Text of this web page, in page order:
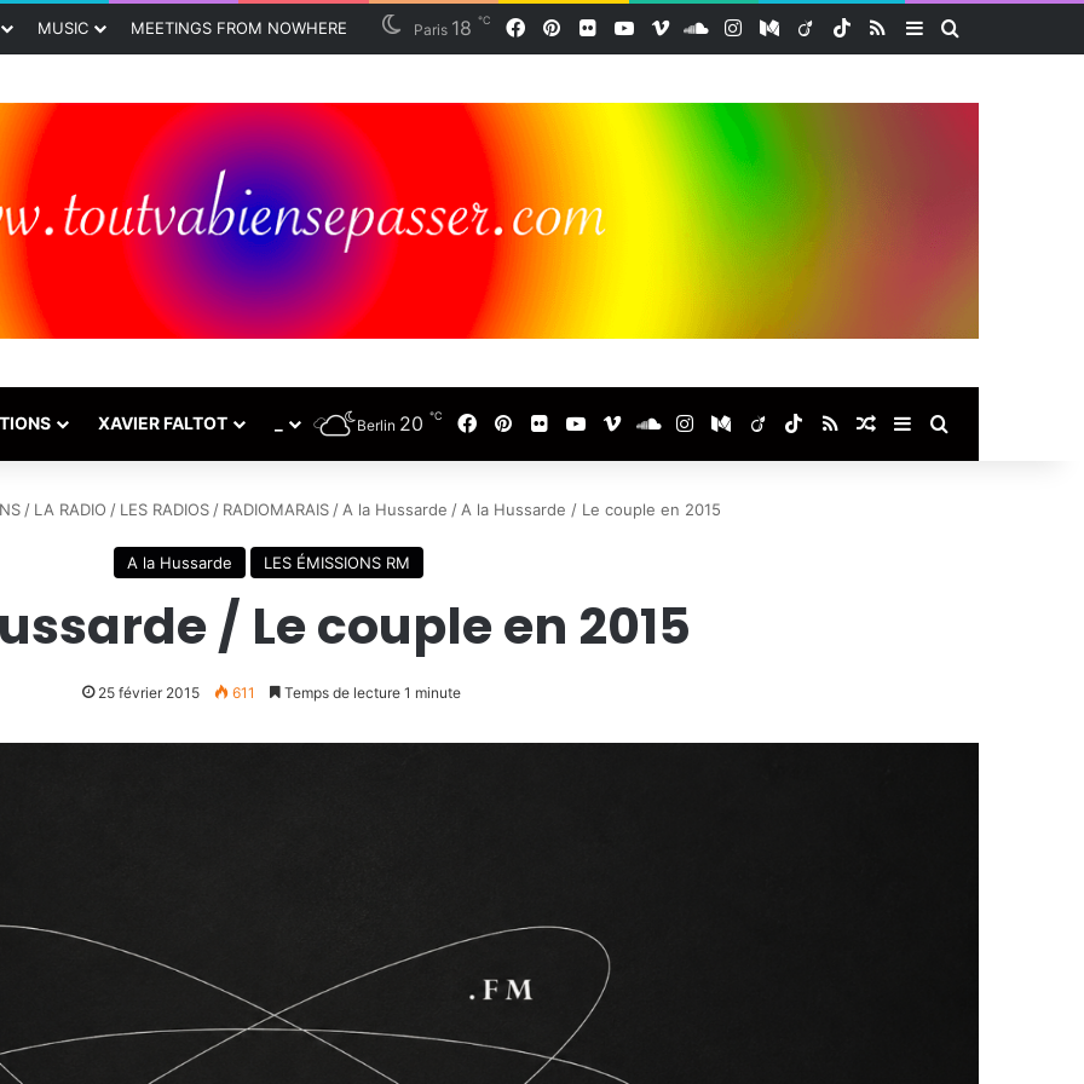
MUSIC MEETINGS FROM NOWHERE Paris 18 ℃ Facebook
Pinterest
FlickrYouTube
VimeoSoundCloud
Instagram
Medium
ViadeoTikTokRSSSidebar (barre
XAVIER FALTOT Berlin 20 ℃ Facebook
Pinterest
Flickr YouTube
VimeoSoundCloud
InstagramMedium
ViadeoTikTok
RSS Article Aléatoire
Sidebar (barre
/ LA RADIO / LES RADIOS / RADIOMARAIS / A la Hussarde / A la Hussarde / Le couple en 2015
A la Hussarde LES ÉMISSIONS RM
/ Le couple en 2015
25 février 2015 611 Temps de lecture 1 minute